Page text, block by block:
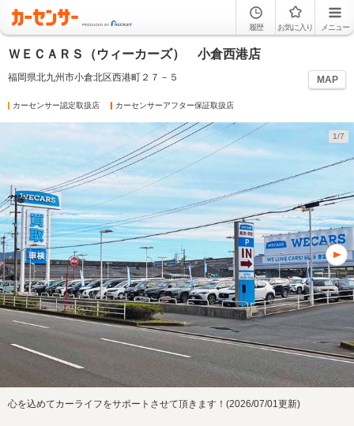
履歴 お気に入り メニュー
ＷＥＣＡＲＳ（ウィーカーズ） 小倉西港店
福岡県北九州市小倉北区西港町２７－５ MAP
カーセンサー認定取扱店 カーセンサーアフター保証取扱店
1/7
心を込めてカーライフをサポートさせて頂きます！(2026/07/01更新)